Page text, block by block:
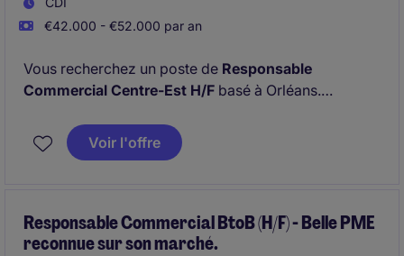
€42.000 - €52.000 par an
Vous recherchez un poste de Responsable
Commercial Centre-Est H/F basé à Orléans.
Notre client recherche un
Centre-Est H/F
pour développer et animer un
prospection, fidélisation et accompagnement des
partenaires pour atteindre les objectifs
Voir l'offre
Responsable Commercial BtoB (H/F) - Belle PME
reconnue sur son marché.